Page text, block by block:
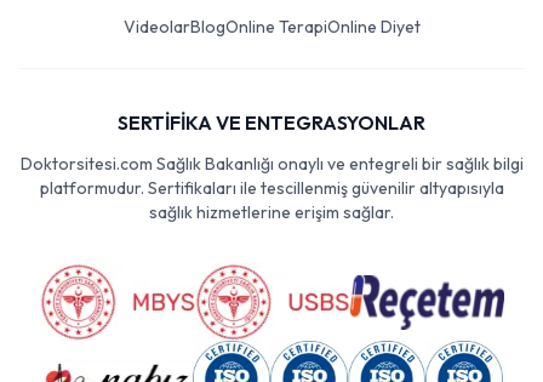
VideolarBlogOnline TerapiOnline Diyet
SERTİFİKA VE ENTEGRASYONLAR
Doktorsitesi.com Sağlık Bakanlığı onaylı ve entegreli bir sağlık bilgi
platformudur. Sertifikaları ile tescillenmiş güvenilir altyapısıyla
sağlık hizmetlerine erişim sağlar.